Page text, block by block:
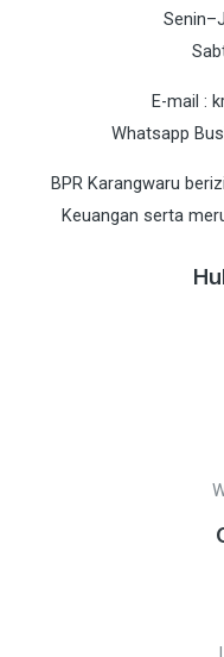
E-mail :
Whatsapp
BPR Karangwaru
Keuangan serta